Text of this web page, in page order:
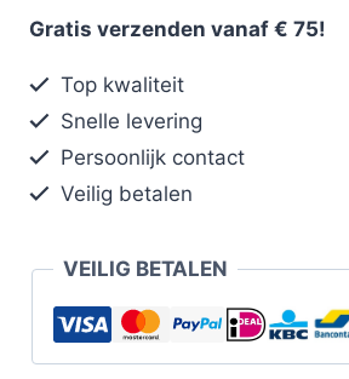
Gratis verzenden vanaf € 75!
Top kwaliteit
Snelle levering
Persoonlijk contact
Veilig betalen
VEILIG BETALEN